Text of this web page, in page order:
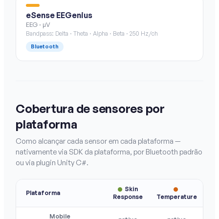
eSense EEGenius
EEG · µV
Bandpass: Delta · Theta · Alpha · Beta · 250 Hz/ch
Bluetooth
Cobertura de sensores por
plataforma
Como alcançar cada sensor em cada plataforma —
nativamente via SDK da plataforma, por Bluetooth padrão
ou via plugin Unity C#.
Plataforma
Skin
Response
Temperature
Mobile